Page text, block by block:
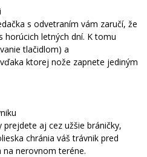
s odvetraním vám zaručí, že
horúcich letných dní. K tomu
tlačidlom) a
ktorej nože zapnete jediným
aj cez užšie bráničky,
chránia váš trávnik pred
nerovnom teréne.